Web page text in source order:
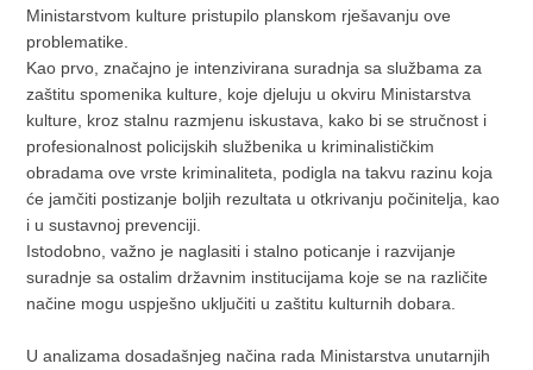
Ministarstvom kulture pristupilo planskom rješavanju ove
problematike.
Kao prvo, značajno je intenzivirana suradnja sa službama za
zaštitu spomenika kulture, koje djeluju u okviru Ministarstva
kulture, kroz stalnu razmjenu iskustava, kako bi se stručnost i
profesionalnost policijskih službenika u kriminalističkim
obradama ove vrste kriminaliteta, podigla na takvu razinu koja
će jamčiti postizanje boljih rezultata u otkrivanju počinitelja, kao
i u sustavnoj prevenciji.
Istodobno, važno je naglasiti i stalno poticanje i razvijanje
suradnje sa ostalim državnim institucijama koje se na različite
načine mogu uspješno uključiti u zaštitu kulturnih dobara.
U analizama dosadašnjeg načina rada Ministarstva unutarnjih